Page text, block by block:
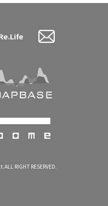
RIGHT RESERVED.